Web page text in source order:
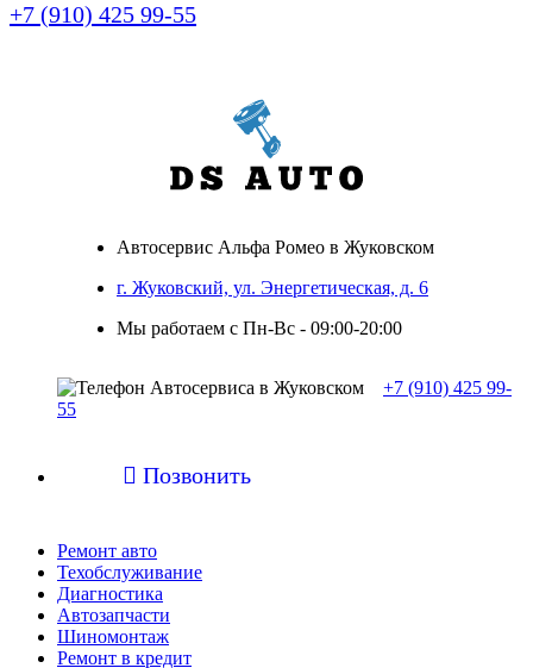
+7 (910) 425 99-55
Автосервис Альфа Ромео в Жуковском
г. Жуковский, ул. Энергетическая, д. 6
Мы работаем с Пн-Вc - 09:00-20:00
+7 (910) 425 99-
55
 Позвонить
Ремонт авто
Техобслуживание
Диагностика
Автозапчасти
Шиномонтаж
Ремонт в кредит